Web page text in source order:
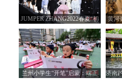
JUMPER ZHANG2022春夏“初
心·盛放”主题时装发布会举行
黄河
兰州小学生“开笔”启蒙：端正
济南